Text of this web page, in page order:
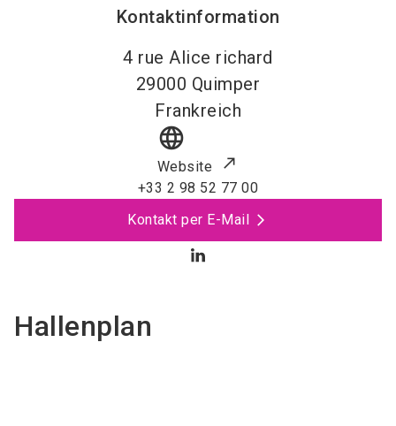
Kontaktinformation
4 rue Alice richard
29000 Quimper
Frankreich
language
Website
+33 2 98 52 77 00
Kontakt per E-Mail
Hallenplan